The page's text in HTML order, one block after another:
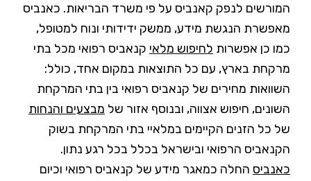
המורשים לנפק קאנביס על פי משרד הבריאות. כאנביס
מאפשרת הנגשת מידע, ממשק ידידותי ונוח למטופל,
כמו כן אפשרות לחיפוש מלאי קנאביס רפואי מכל בתי
מרקחת בארץ, עם כל התוצאות במקום אחד, כולל:
השוואות מחירים של קנאביס רפואי בין בתי המרקחת
השונים, חיפוש אצווה, ובנוסף אזור של מבצעים והנחות
של כל הזנים הקיימים במלאיי בתי המרקחת בשוק
הקנאביס הרפואי ובישראל בכלל בכל רגע נתון.
כאנביס החלה כמאגר מידע של קנאביס רפואי וכיום